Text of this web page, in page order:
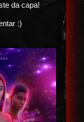
da capa!
:)